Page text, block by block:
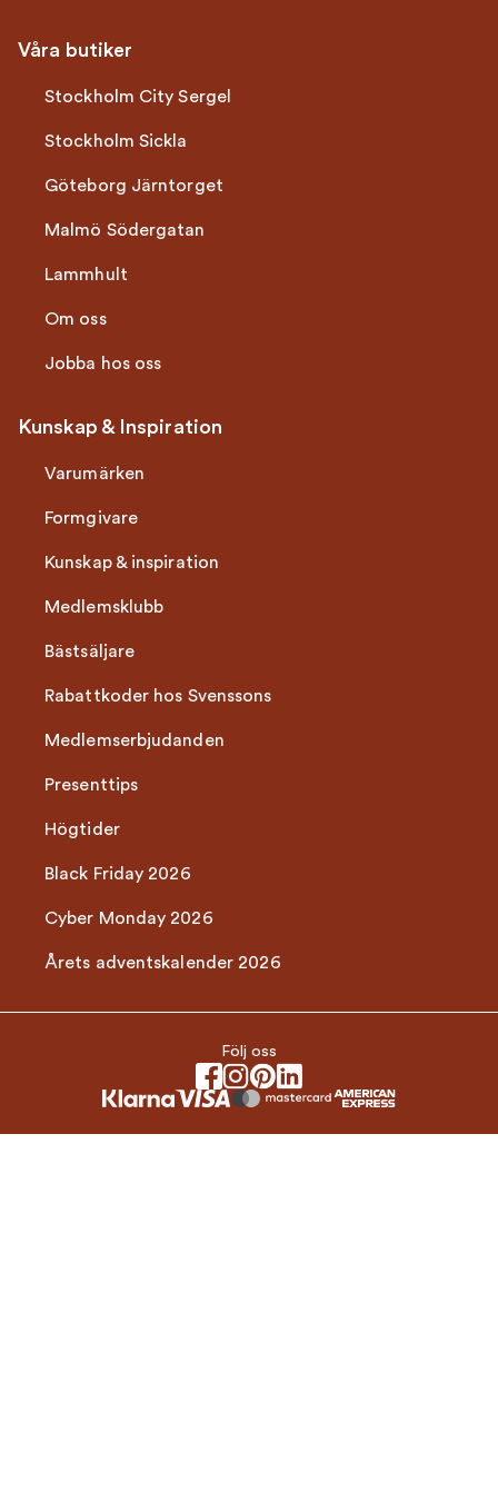
Våra butiker
Stockholm City Sergel
Stockholm Sickla
Göteborg Järntorget
Malmö Södergatan
Lammhult
Om oss
Jobba hos oss
Kunskap & Inspiration
Varumärken
Formgivare
Kunskap & inspiration
Medlemsklubb
Bästsäljare
Rabattkoder hos Svenssons
Medlemserbjudanden
Presenttips
Högtider
Black Friday 2026
Cyber Monday 2026
Årets adventskalender 2026
Följ oss